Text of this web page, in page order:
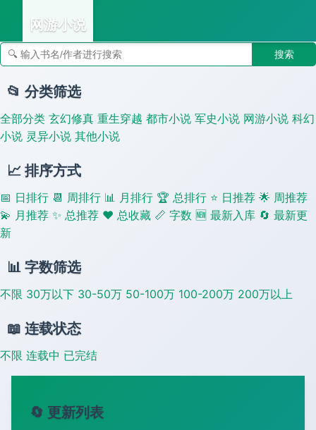
网游小说
搜索
📂 分类筛选
全部分类 玄幻修真 重生穿越 都市小说 军史小说 网游小说 科幻
小说 灵异小说 其他小说
📈 排序方式
📅 日排行 📆 周排行 📊 月排行 🏆 总排行 ⭐ 日推荐 🌟 周推荐
💫 月推荐 ✨ 总推荐 ❤️ 总收藏 📏 字数 🆕 最新入库 🔄 最新更
新
📊 字数筛选
不限 30万以下 30-50万 50-100万 100-200万 200万以上
📖 连载状态
不限 连载中 已完结
🔄 更新列表